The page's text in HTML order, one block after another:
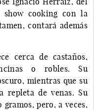
show cooking con la
contará además
cerca de castaños,
o robles. Su
mientras que su
repleta de venas. Su
pero, a veces,